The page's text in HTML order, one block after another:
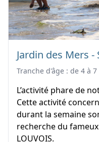
Jardin des Mers -
Tranche d'âge : de 4 à 7
L’activité phare de
Cette activité
durant la semaine
recherche du
LOUVOIS.